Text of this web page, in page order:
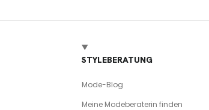
STYLEBERATUNG
Mode-Blog
Meine Modeberaterin finden